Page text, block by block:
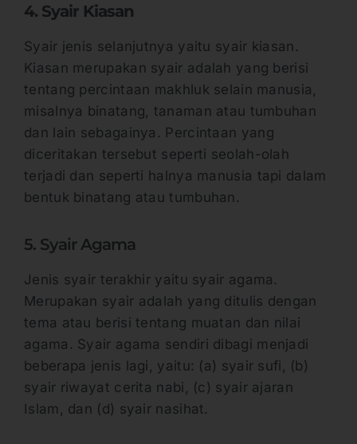
4. Syair Kiasan
Syair jenis selanjutnya yaitu syair kiasan.
Kiasan merupakan syair adalah yang berisi
tentang percintaan makhluk selain manusia,
misalnya binatang, tanaman atau tumbuhan
dan lain sebagainya. Percintaan yang
diceritakan tersebut seperti seolah-olah
terjadi dan seperti halnya manusia tapi dalam
bentuk binatang atau tumbuhan.
5. Syair Agama
Jenis syair terakhir yaitu syair agama.
Merupakan syair adalah yang ditulis dengan
tema atau berisi tentang muatan dan nilai
agama. Syair agama sendiri dibagi menjadi
beberapa jenis lagi, yaitu: (a) syair sufi, (b)
syair riwayat cerita nabi, (c) syair ajaran
Islam, dan (d) syair nasihat.